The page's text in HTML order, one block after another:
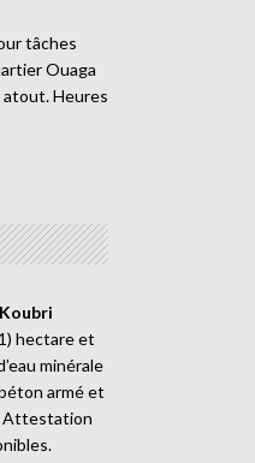
tâches
Ouaga
Heures
hectare et
minérale
armé et
Attestation